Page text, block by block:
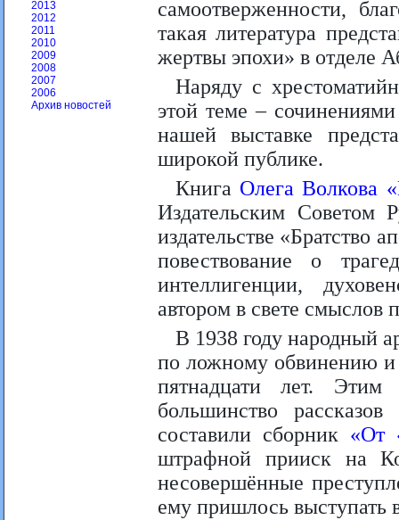
2013
2012
2011
2010
2009
2008
2007
2006
Архив новостей
самоотверженности,
такая литература
жертвы эпохи» в отделе
Наряду с
этой теме –
нашей выставке
широкой публике.
Книга Олега Волкова
Издательским Советом
издательстве «Братство
повествование о
интеллигенции,
автором в свете смыслов
В 1938 году народный
по ложному обвинению и
пятнадцати лет.
большинство
составили сборник «От
штрафной прииск на
несовершённые
ему пришлось выступать